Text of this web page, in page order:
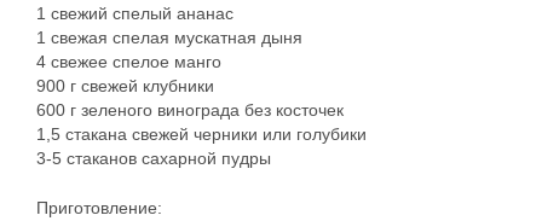
1 свежий спелый ананас
1 свежая спелая мускатная дыня
4 свежее спелое манго
900 г свежей клубники
600 г зеленого винограда без косточек
1,5 стакана свежей черники или голубики
3-5 стаканов сахарной пудры
Приготовление: